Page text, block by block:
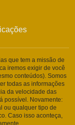
que tem a missão de
iremos exigir de você
conteúdos). Somos
todas as informações
da velocidade das
possível. Novamente:
ou qualquer tipo de
Caso isso aconteça,